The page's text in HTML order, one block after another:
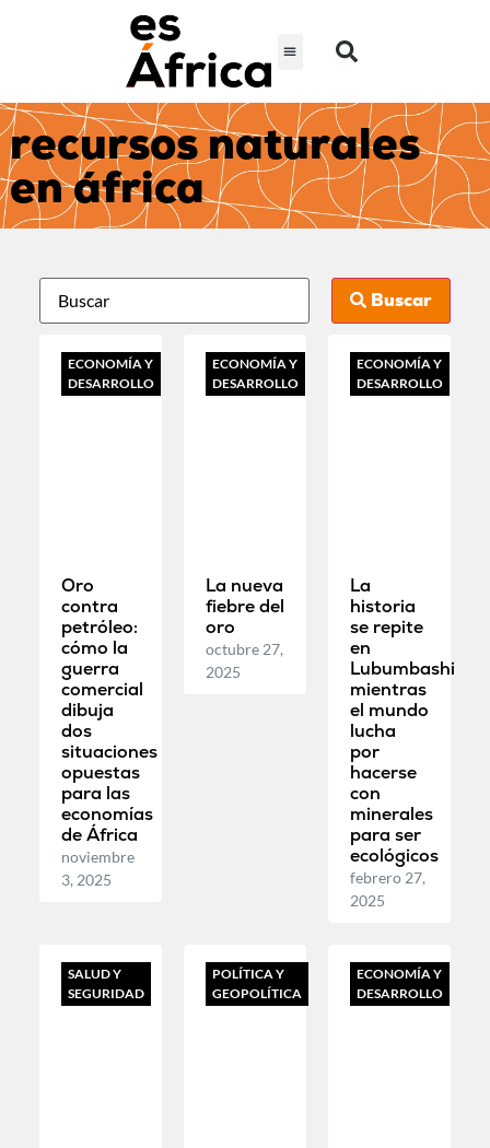
recursos naturales
en áfrica
Buscar
ECONOMÍA Y
DESARROLLO
Oro
contra
petróleo:
cómo la
guerra
comercial
dibuja
dos
situaciones
opuestas
para las
economías
de África
noviembre
3, 2025
ECONOMÍA Y
DESARROLLO
La nueva
fiebre del
oro
octubre 27,
2025
ECONOMÍA Y
DESARROLLO
La
historia
se repite
en
Lubumbashi
mientras
el mundo
lucha
por
hacerse
con
minerales
para ser
ecológicos
febrero 27,
2025
SALUD Y
SEGURIDAD
POLÍTICA Y
GEOPOLÍTICA
ECONOMÍA Y
DESARROLLO